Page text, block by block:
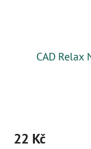
CAD
22 Kč